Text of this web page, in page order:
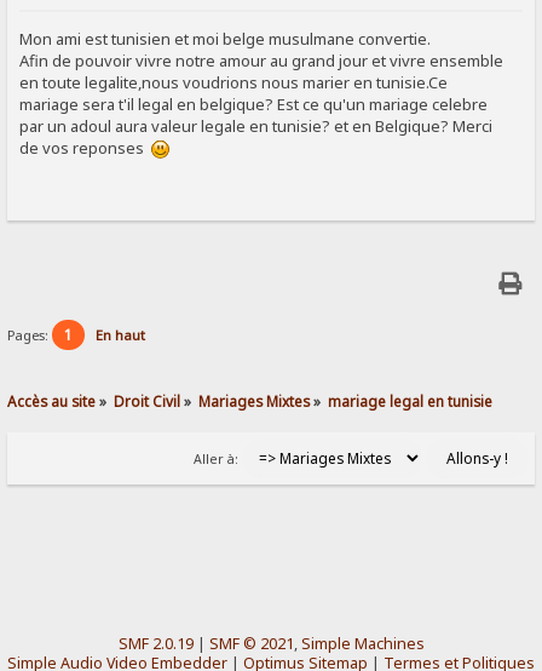
Mon ami est tunisien et moi belge musulmane convertie.
Afin de pouvoir vivre notre amour au grand jour et vivre ensemble
en toute legalite,nous voudrions nous marier en tunisie.Ce
mariage sera t'il legal en belgique? Est ce qu'un mariage celebre
par un adoul aura valeur legale en tunisie? et en Belgique? Merci
de vos reponses
Pages: 1 En haut
Accès au site» Droit Civil» Mariages Mixtes» mariage legal en tunisie
Aller à:
SMF 2.0.19| SMF © 2021,Simple Machines
Simple Audio Video Embedder | Optimus Sitemap | Termes et Politiques